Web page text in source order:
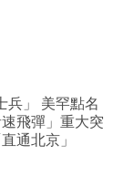
兵」 美罕點名
飛彈」重大突
通北京」